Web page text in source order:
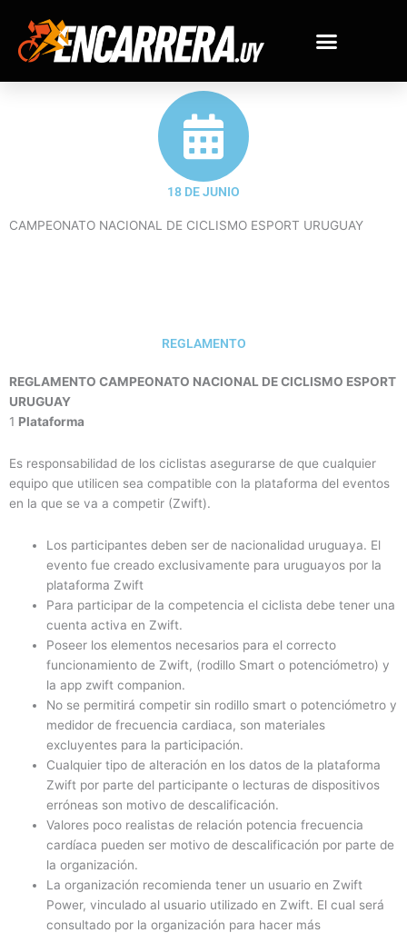
contenido
18 DE JUNIO
CAMPEONATO NACIONAL DE CICLISMO ESPORT URUGUAY
REGLAMENTO
REGLAMENTO CAMPEONATO NACIONAL DE CICLISMO ESPORT
URUGUAY
1 Plataforma
Es responsabilidad de los ciclistas asegurarse de que cualquier
equipo que utilicen sea compatible con la plataforma del eventos
en la que se va a competir (Zwift).
Los participantes deben ser de nacionalidad uruguaya. El
evento fue creado exclusivamente para uruguayos por la
plataforma Zwift
Para participar de la competencia el ciclista debe tener una
cuenta activa en Zwift.
Poseer los elementos necesarios para el correcto
funcionamiento de Zwift, (rodillo Smart o potenciómetro) y
la app zwift companion.
No se permitirá competir sin rodillo smart o potenciómetro y
medidor de frecuencia cardiaca, son materiales
excluyentes para la participación.
Cualquier tipo de alteración en los datos de la plataforma
Zwift por parte del participante o lecturas de dispositivos
erróneas son motivo de descalificación.
Valores poco realistas de relación potencia frecuencia
cardíaca pueden ser motivo de descalificación por parte de
la organización.
La organización recomienda tener un usuario en Zwift
Power, vinculado al usuario utilizado en Zwift. El cual será
consultado por la organización para hacer más